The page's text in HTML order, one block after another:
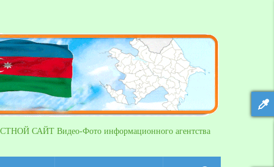
САЙТ Видео-Фото информационного агентства